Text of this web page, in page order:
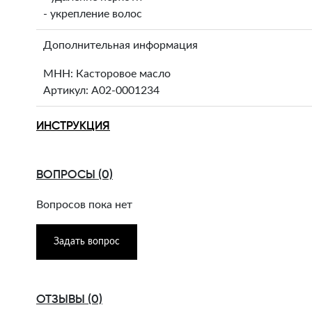
- укрепление волос
Дополнительная информация
МНН: Касторовое масло
Артикул: A02-0001234
ИНСТРУКЦИЯ
ВОПРОСЫ (0)
Вопросов пока нет
Задать вопрос
ОТЗЫВЫ (0)